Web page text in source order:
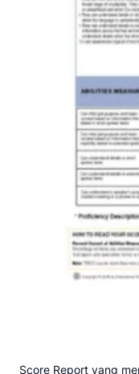
Score Report yang